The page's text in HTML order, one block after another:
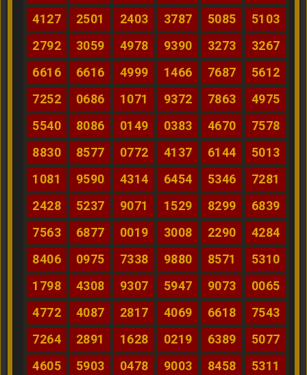
4127
2501 2403 3787 5085
5103
2792
3059 4978 9390 3273
3267
6616
6616 4999 1466 7687
5612
7252
0686 1071 9372 7863
4975
5540
8086 0149 0383 4670
7578
8830
8577 0772 4137 6144
5013
1081
9590 4314 6454 5346
7281
2428
5237 9071 1529 8299
6839
7563
6877 0019 3008 2290
4284
8406
0975 7338 9880 8571
5310
1798
4308 9307 5947 9073
0065
4772
4087 2817 4069 6618
7543
7264
2891 1628 0219 6389
5077
4605
5903 0478 9003 8458
5311